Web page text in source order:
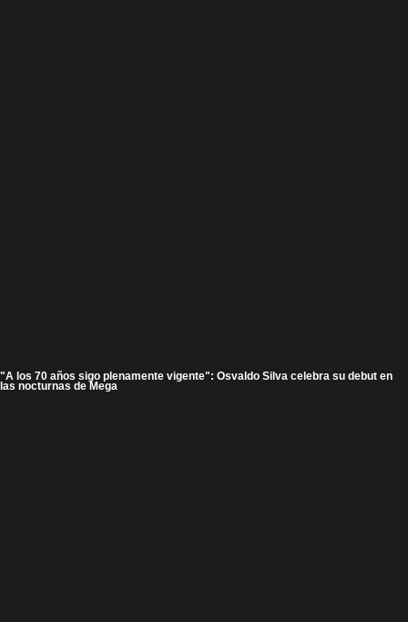
"A los 70 años sigo plenamente vigente": Osvaldo Silva celebra su debut en
las nocturnas de Mega